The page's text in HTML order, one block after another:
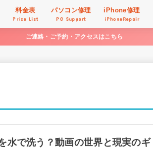
料金表
Price List
パソコン修理
PC Support
iPhone修理
iPhoneRepair
ご連絡・ご予約・アクセスはこちら
水で洗う？動画の世界と現実のギ